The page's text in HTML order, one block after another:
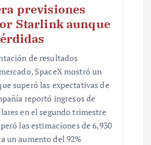
previsiones
Starlink aunque
de resultados
SpaceX mostró un
superó las expectativas de
reportó ingresos de
en el segundo trimestre
las estimaciones de 6,930
un aumento del 92%